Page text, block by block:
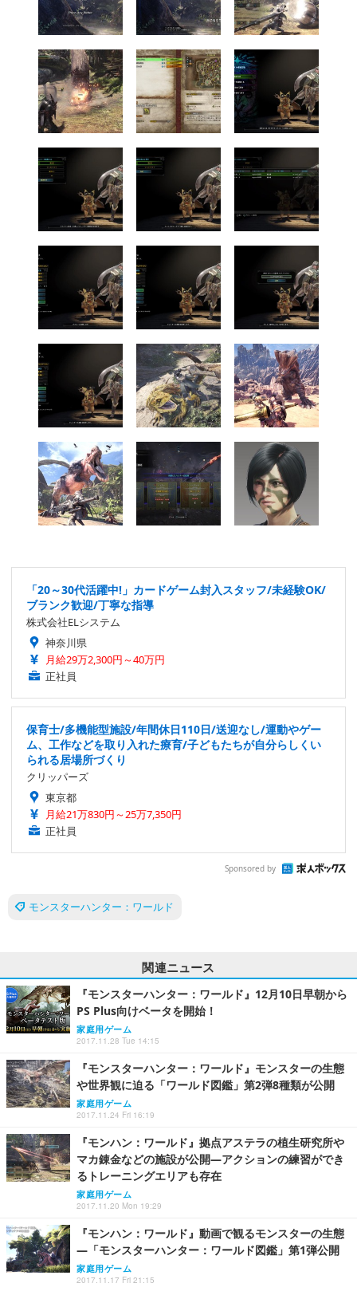
「20～30代活躍中!」カードゲーム封入スタッフ/未経験OK/
ブランク歓迎/丁寧な指導
株式会社ELシステム
神奈川県
月給29万2,300円～40万円
正社員
保育士/多機能型施設/年間休日110日/送迎なし/運動やゲー
ム、工作などを取り入れた療育/子どもたちが自分らしくい
られる居場所づくり
クリッパーズ
東京都
月給21万830円～25万7,350円
正社員
Sponsored by
モンスターハンター：ワールド
関連ニュース
『モンスターハンター：ワールド』12月10日早朝から
PS Plus向けベータを開始！
家庭用ゲーム
2017.11.28 Tue 14:15
『モンスターハンター：ワールド』モンスターの生態
や世界観に迫る「ワールド図鑑」第2弾8種類が公開
家庭用ゲーム
2017.11.24 Fri 16:19
『モンハン：ワールド』拠点アステラの植生研究所や
マカ錬金などの施設が公開―アクションの練習ができ
るトレーニングエリアも存在
家庭用ゲーム
2017.11.20 Mon 19:29
『モンハン：ワールド』動画で観るモンスターの生態
―「モンスターハンター：ワールド図鑑」第1弾公開
家庭用ゲーム
2017.11.17 Fri 21:15